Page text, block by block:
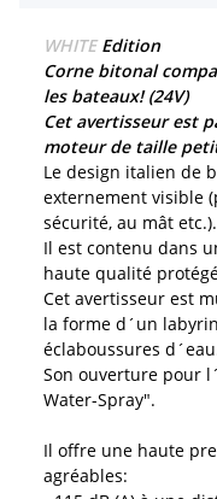
WHITEEdition
Corne bitonal
les bateaux! (24V)
Cet avertisseur est
moteur de taille
Le design italien de
externement visible
sécurité, au mât etc.).
Il est contenu dans
haute qualité
Cet avertisseur est
la forme d´un
éclaboussures
Son ouverture pour
Water-Spray".
Il offre une haute
agréables: